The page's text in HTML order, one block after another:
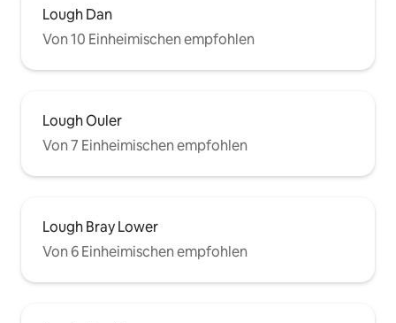
Lough Dan
Von 10 Einheimischen empfohlen
Lough Ouler
Von 7 Einheimischen empfohlen
Lough Bray Lower
Von 6 Einheimischen empfohlen